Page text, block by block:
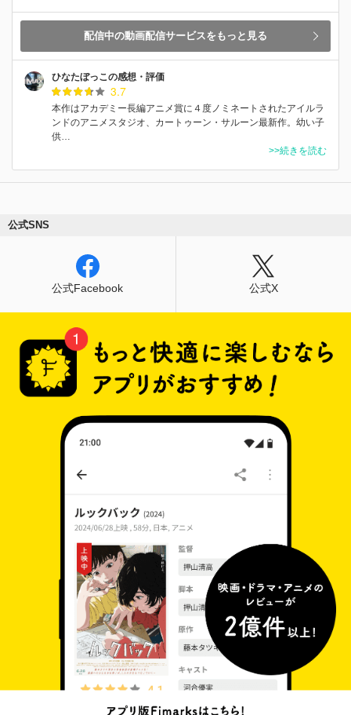
配信中の動画配信サービスをもっと見る
ひなたぼっこの感想・評価
3.7
本作はアカデミー長編アニメ賞に４度ノミネートされたアイルラ
ンドのアニメスタジオ、カートゥーン・サルーン最新作。幼い子
供…
>>続きを読む
公式SNS
公式Facebook 公式X